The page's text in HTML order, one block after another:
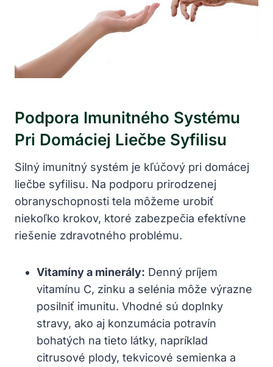
Podpora Imunitného Systému
‍pri Domáciej ⁣liečbe Syfilisu
Silný imunitný systém je kľúčový pri domácej ​
liečbe syfilisu. ‍Na podporu prirodzenej
obranyschopnosti tela môžeme urobiť
niekoľko krokov, ktoré zabezpečia efektívne ​
riešenie zdravotného ⁢problému.
Vitamíny ⁤a minerály: Denný príjem
vitamínu C, zinku a ‍selénia môže výrazne⁤
posilniť imunitu. Vhodné sú doplnky
⁣stravy, ako aj konzumácia potravín
bohatých na tieto látky, napríklad
citrusové⁢ plody, tekvicové semienka a